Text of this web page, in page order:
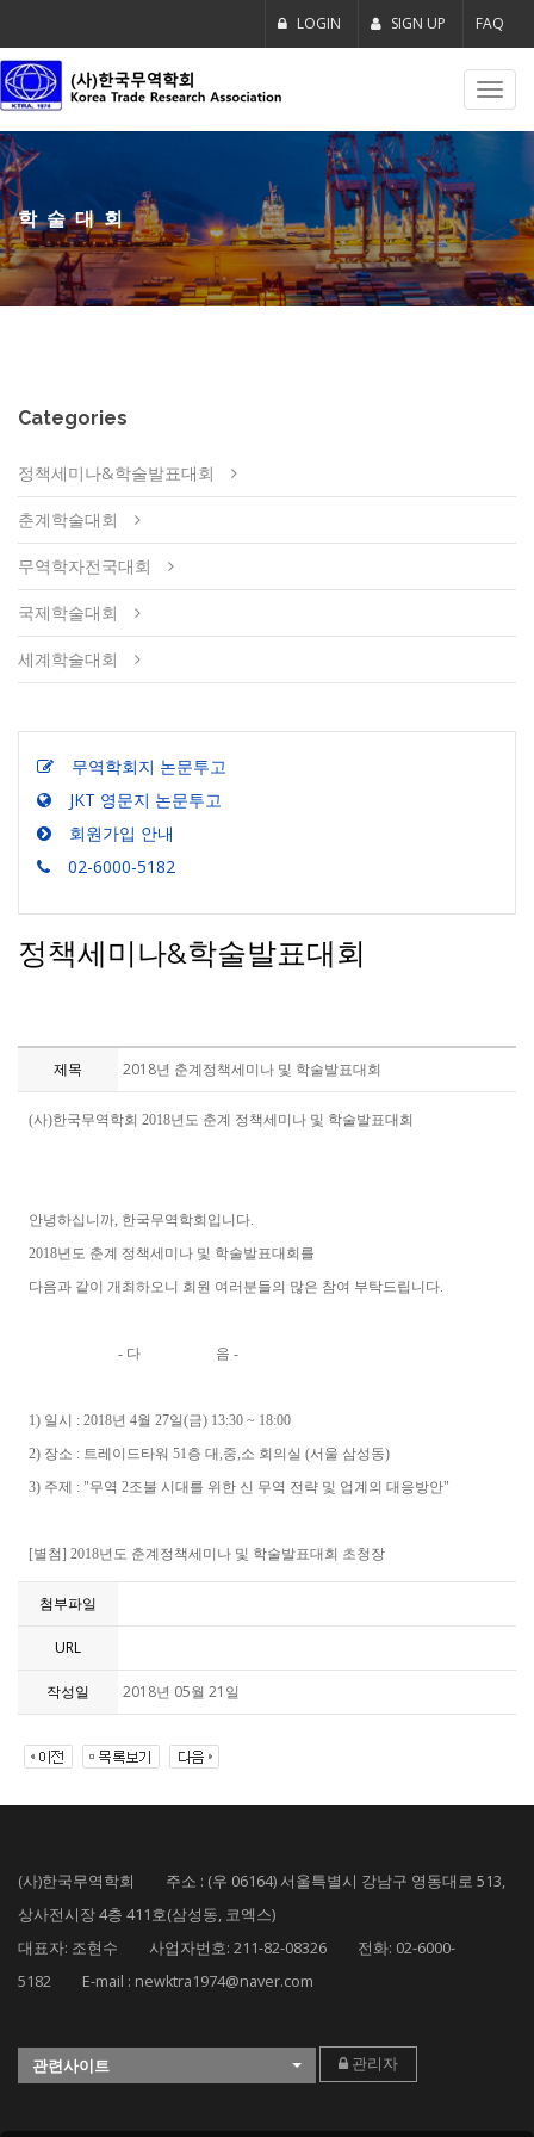
LOGIN SIGN UP FAQ
학술대회
Categories
정책세미나&학술발표대회
춘계학술대회
무역학자전국대회
국제학술대회
세계학술대회
무역학회지 논문투고
JKT 영문지 논문투고
회원가입 안내
02-6000-5182
정책세미나&학술발표대회
제목 2018년 춘계정책세미나 및 학술발표대회
(사)한국무역학회 2018년도 춘계 정책세미나 및 학술발표대회
안녕하십니까, 한국무역학회입니다.
2018년도 춘계 정책세미나 및 학술발표대회를
다음과 같이 개최하오니 회원 여러분들의 많은 참여 부탁드립니다.
- 다 음 -
1) 일시 : 2018년 4월 27일(금) 13:30 ~ 18:00
2) 장소 : 트레이드타워 51층 대,중,소 회의실 (서울 삼성동)
3) 주제 : "무역 2조불 시대를 위한 신 무역 전략 및 업계의 대응방안"
[별첨] 2018년도 춘계정책세미나 및 학술발표대회 초청장
첨부파일
URL
작성일 2018년 05월 21일
(사)한국무역학회 주소 : (우 06164) 서울특별시 강남구 영동대로 513,
상사전시장 4층 411호(삼성동, 코엑스)
대표자: 조현수 사업자번호: 211-82-08326 전화: 02-6000-
5182 E-mail : newktra1974@naver.com
관련사이트 관리자